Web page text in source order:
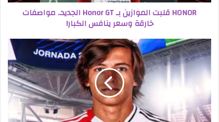
HONOR قلبت الموازين بـ Honor GT الجديد.. مواصفات
خارقة وسعر ينافس الكبار!